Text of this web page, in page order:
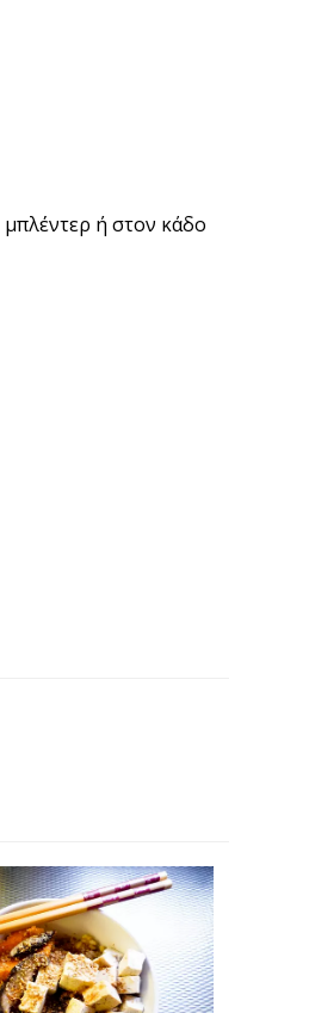
ή στον κάδο